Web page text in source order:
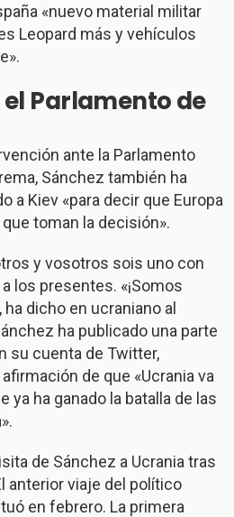
«nuevo material militar
Leopard más y vehículos
Parlamento de
ante la Parlamento
Sánchez también ha
a Kiev «para decir que Europa
toman la decisión».
y vosotros sois uno con
los presentes. «¡Somos
ha dicho en ucraniano al
ha publicado una parte
su cuenta de Twitter,
de que «Ucrania va
ya ha ganado la batalla de las
de Sánchez a Ucrania tras
anterior viaje del político
en febrero. La primera